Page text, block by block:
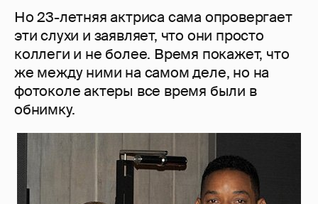
Но 23-летняя актриса сама опровергает
эти слухи и заявляет, что они просто
коллеги и не более. Время покажет, что
же между ними на самом деле, но на
фотоколе актеры все время были в
обнимку.